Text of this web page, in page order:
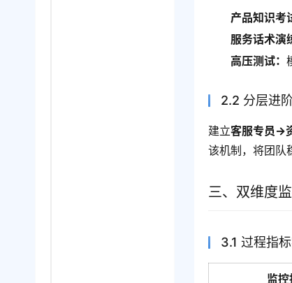
产品知识考
服务话术演
高压测试：
2.2 分层进
建立客服专员→
该机制，将团队
三、双维度
3.1 过程指
监